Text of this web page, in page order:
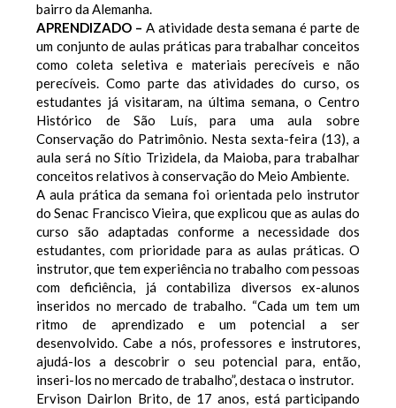
bairro da Alemanha.
APRENDIZADO – A atividade desta semana é parte de
um conjunto de aulas práticas para trabalhar conceitos
como coleta seletiva e materiais perecíveis e não
perecíveis. Como parte das atividades do curso, os
estudantes já visitaram, na última semana, o Centro
Histórico de São Luís, para uma aula sobre
Conservação do Patrimônio. Nesta sexta-feira (13), a
aula será no Sítio Trizidela, da Maioba, para trabalhar
conceitos relativos à conservação do Meio Ambiente.
A aula prática da semana foi orientada pelo instrutor
do Senac Francisco Vieira, que explicou que as aulas do
curso são adaptadas conforme a necessidade dos
estudantes, com prioridade para as aulas práticas. O
instrutor, que tem experiência no trabalho com pessoas
com deficiência, já contabiliza diversos ex-alunos
inseridos no mercado de trabalho. “Cada um tem um
ritmo de aprendizado e um potencial a ser
desenvolvido. Cabe a nós, professores e instrutores,
ajudá-los a descobrir o seu potencial para, então,
inseri-los no mercado de trabalho”, destaca o instrutor.
Ervison Dairlon Brito, de 17 anos, está participando